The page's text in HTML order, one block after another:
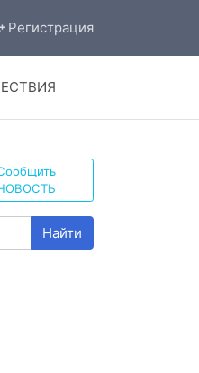
Регистрация
Найти